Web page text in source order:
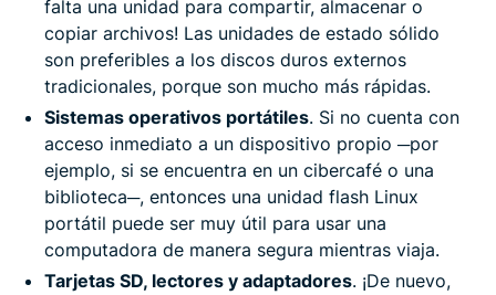
falta una unidad para compartir, almacenar o
copiar archivos! Las unidades de estado sólido
son preferibles a los discos duros externos
tradicionales, porque son mucho más rápidas.
Sistemas operativos portátiles. Si no cuenta con
acceso inmediato a un dispositivo propio ─por
ejemplo, si se encuentra en un cibercafé o una
biblioteca─, entonces una unidad flash Linux
portátil puede ser muy útil para usar una
computadora de manera segura mientras viaja.
Tarjetas SD, lectores y adaptadores. ¡De nuevo,